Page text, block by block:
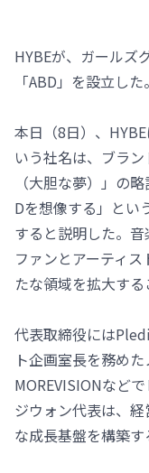
HYBEが、ガールズ
「ABD」を設立した。
本日（8日）、
いう社名は、ブラ
（大胆な夢）」の
Dを想像する」とい
すると説明した。音
ファンとアーティ
たな領域を拡大する
代表取締役には
ト企画室長を務め
MOREVISIONなど
ジウォン代表は、
な成長基盤を構築す